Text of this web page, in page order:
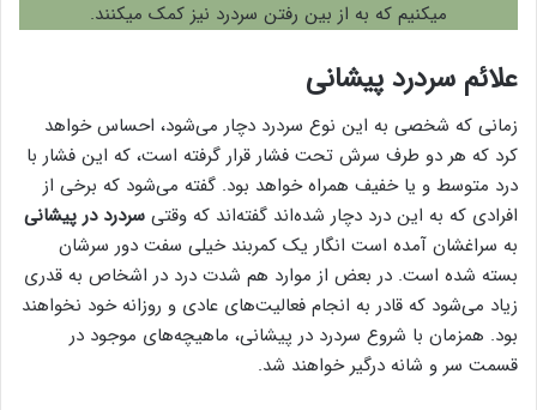
میکنیم که به از بین رفتن سردرد نیز کمک میکنند.
علائم سردرد پیشانی
زمانی که شخصی به این نوع سردرد دچار می‌شود، احساس خواهد
کرد که هر دو طرف سرش تحت فشار قرار گرفته است، که این فشار با
درد متوسط و یا خفیف همراه خواهد بود. گفته می‌شود که برخی از
افرادی که به این درد دچار شده‌اند گفته‌اند که وقتی سردرد در پیشانی
به سراغشان آمده‌ است انگار یک کمربند خیلی سفت دور سرشان
بسته شده‌ است. در بعض از موارد هم شدت درد در اشخاص به قدری
زیاد می‌شود که قادر به انجام فعالیت‌های عادی و روزانه خود نخواهند
بود. همزمان با شروع سردرد در پیشانی، ماهیچه‌های موجود در
قسمت سر و شانه درگیر خواهند شد.